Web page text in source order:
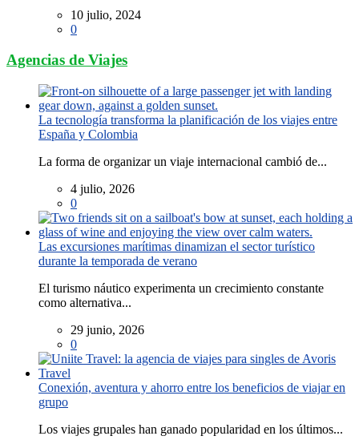
10 julio, 2024
0
Agencias de Viajes
La tecnología transforma la planificación de los viajes entre
España y Colombia
La forma de organizar un viaje internacional cambió de...
4 julio, 2026
0
Las excursiones marítimas dinamizan el sector turístico
durante la temporada de verano
El turismo náutico experimenta un crecimiento constante
como alternativa...
29 junio, 2026
0
Conexión, aventura y ahorro entre los beneficios de viajar en
grupo
Los viajes grupales han ganado popularidad en los últimos...